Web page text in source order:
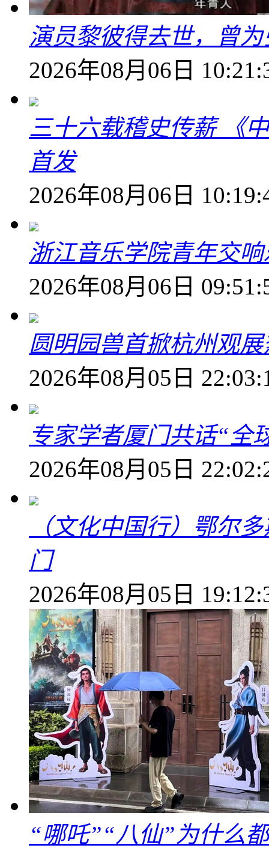
演员黎彼得去世，曾
2026年08月06日
三十六载稽史传薪 《
首发
2026年08月06日
浙江音乐学院青年交
2026年08月06日
圆明园兽首掀杭州观
2026年08月05日
专家学者厦门共话“全
2026年08月05日
（文化中国行）鄂尔
门
2026年08月05日
“哪吒”“八仙”为什么